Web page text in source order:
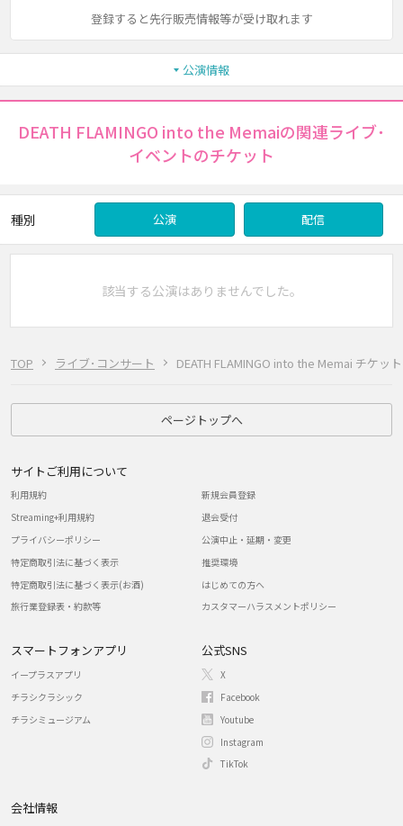
TOP ライブ･コンサート DEATH FLAMINGO into the Memai チケット
登録すると先行販売情報等が受け取れます
公演情報
DEATH FLAMINGO into the Memaiの関連ライブ･
イベントのチケット
種別 公演 配信
該当する公演はありませんでした。
ページトップへ
サイトご利用について
利用規約
Streaming+利用規約
プライバシーポリシー
特定商取引法に基づく表示
特定商取引法に基づく表示(お酒)
旅行業登録表・約款等
新規会員登録
退会受付
公演中止・延期・変更
推奨環境
はじめての方へ
カスタマーハラスメントポリシー
スマートフォンアプリ
イープラスアプリ
チラシクラシック
チラシミュージアム
公式SNS
X
Facebook
Youtube
Instagram
TikTok
会社情報